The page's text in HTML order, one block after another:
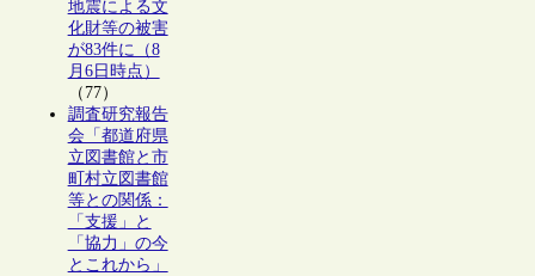
地震による文
化財等の被害
が83件に（8
月6日時点）
（77）
調査研究報告
会「都道府県
立図書館と市
町村立図書館
等との関係：
「支援」と
「協力」の今
とこれから」